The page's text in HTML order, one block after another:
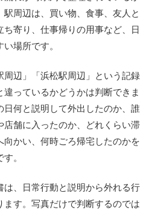
周辺は、買い物、食事、友人と
寄り、仕事帰りの用事など、日
場所です。
周辺」「浜松駅周辺」という記録
っているかどうかは判断できま
何と説明して外出したのか、誰
店舗に入ったのか、どれくらい滞
かい、何時ごろ帰宅したのかを
。
、日常行動と説明から外れる行
す。写真だけで判断するのでは